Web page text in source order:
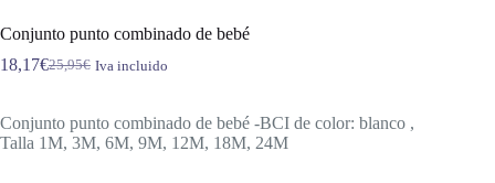
Conjunto punto combinado de bebé
25,95€
El
era:
25,95€.
18,17€El
es:
18,17€.
Iva incluido
Conjunto punto combinado de bebé -BCI de color: blanco ,
Talla 1M, 3M, 6M, 9M, 12M, 18M, 24M